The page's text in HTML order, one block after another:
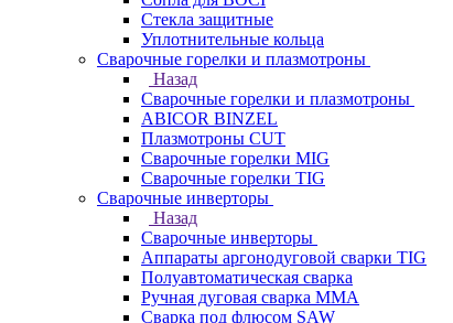
Стекла защитные
Уплотнительные кольца
Сварочные горелки и плазмотроны
Назад
Сварочные горелки и плазмотроны
ABICOR BINZEL
Плазмотроны CUT
Сварочные горелки MIG
Сварочные горелки TIG
Сварочные инверторы
Назад
Сварочные инверторы
Аппараты аргонодуговой сварки TIG
Полуавтоматическая сварка
Ручная дуговая сварка MMA
Сварка под флюсом SAW